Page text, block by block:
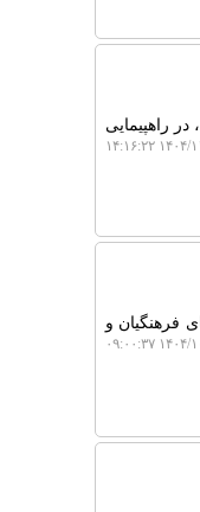
راهپیمایی
۲۲ ۱۴:۱۶:۲۲
فرهنگیان و
۰۶ ۰۹:۰۰:۳۷